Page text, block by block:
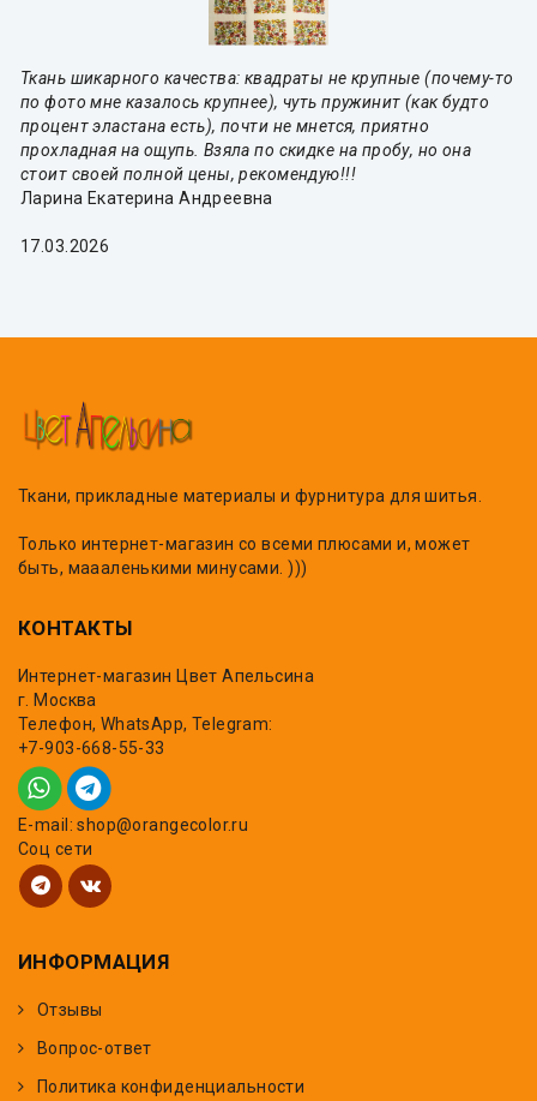
Ткань шикарного качества: квадраты не крупные (почему-то
по фото мне казалось крупнее), чуть пружинит (как будто
процент эластана есть), почти не мнется, приятно
прохладная на ощупь. Взяла по скидке на пробу, но она
стоит своей полной цены, рекомендую!!!
Ларина Екатерина Андреевна
17.03.2026
Ткани, прикладные материалы и фурнитура для шитья.
Только интернет-магазин со всеми плюсами и, может
быть, маааленькими минусами. )))
КОНТАКТЫ
Интернет-магазин Цвет Апельсина
г. Москва
Телефон, WhatsApp, Telegram:
+7-903-668-55-33
E-mail: shop@orangecolor.ru
Соц сети
ИНФОРМАЦИЯ
Отзывы
Вопрос-ответ
Политика конфиденциальности